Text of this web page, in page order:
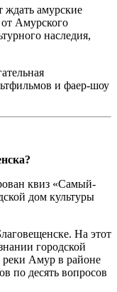
ждать амурские
Амурского
наследия,
и фаер-шоу
квиз «Самый-
дом культуры
На этот
городской
реки Амур в районе
по десять вопросов